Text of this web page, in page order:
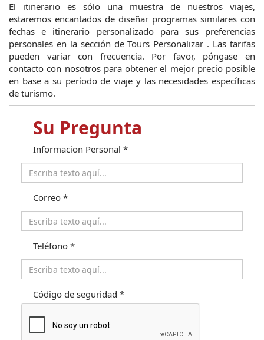
El itinerario es sólo una muestra de nuestros viajes,
estaremos encantados de diseñar programas similares con
fechas e itinerario personalizado para sus preferencias
personales en la sección de Tours Personalizar . Las tarifas
pueden variar con frecuencia. Por favor, póngase en
contacto con nosotros para obtener el mejor precio posible
en base a su período de viaje y las necesidades específicas
de turismo.
Su Pregunta
Informacion Personal *
Correo *
Teléfono *
Código de seguridad *